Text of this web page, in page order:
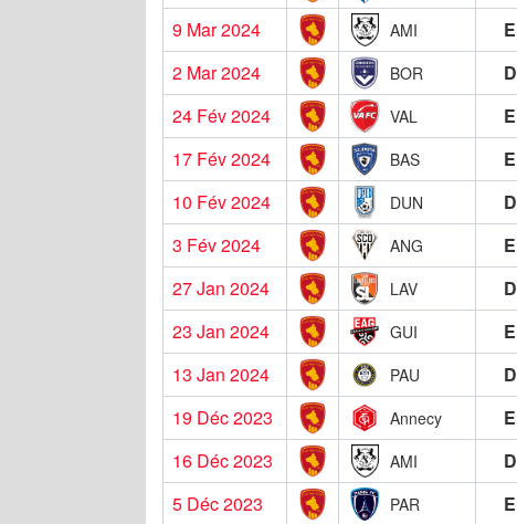
9 Mar 2024
AMI E
2 Mar 2024
BOR D
24 Fév 2024
VAL E
17 Fév 2024
BAS E
10 Fév 2024
DUN D
3 Fév 2024
ANG E
27 Jan 2024
LAV D
23 Jan 2024
GUI E
13 Jan 2024
PAU D
19 Déc 2023
Annecy E
16 Déc 2023
AMI D
5 Déc 2023
PAR E